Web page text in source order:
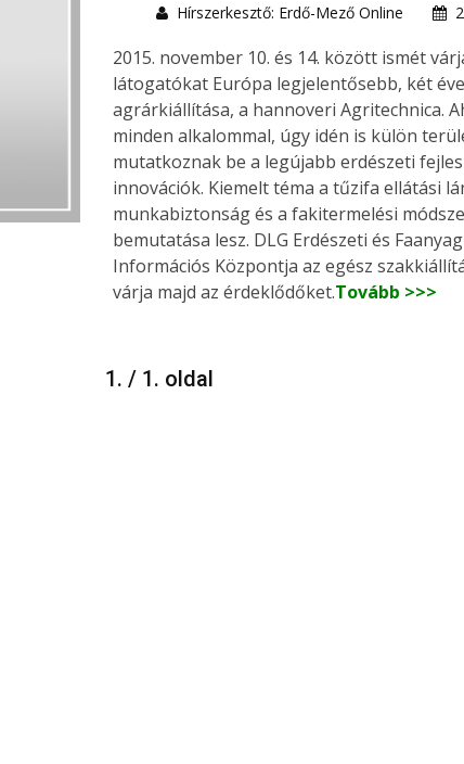
Hírszerkesztő: Erdő-Mező Online
2015. november 10. és 14. között ismét
látogatókat Európa legjelentősebb, két
agrárkiállítása, a hannoveri Agritechnica.
minden alkalommal, úgy idén is külön
mutatkoznak be a legújabb erdészeti
innovációk. Kiemelt téma a tűzifa ellátási
munkabiztonság és a fakitermelési
bemutatása lesz. DLG Erdészeti és Faanyag
Információs Központja az egész
várja majd az érdeklődőket.Tovább >>>
1. / 1. oldal